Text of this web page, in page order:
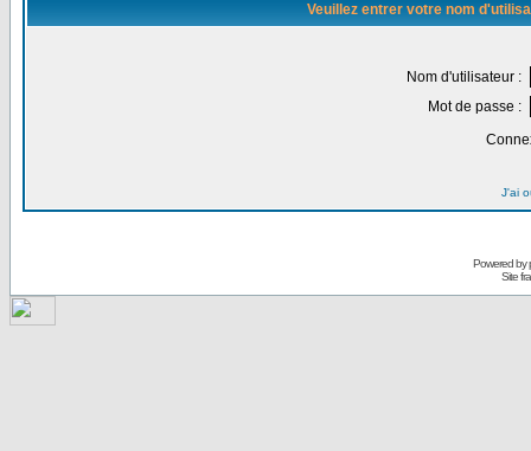
Veuillez entrer votre nom
Nom d'utilisateur :
Mot de passe :
J'ai
Powered by
Site